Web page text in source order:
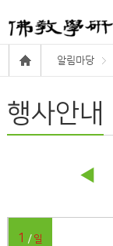
알림마당
행사안내
1 일